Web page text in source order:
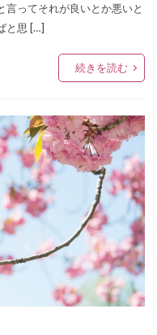
ってそれが良いとか悪いと
と思 […]
続きを読む